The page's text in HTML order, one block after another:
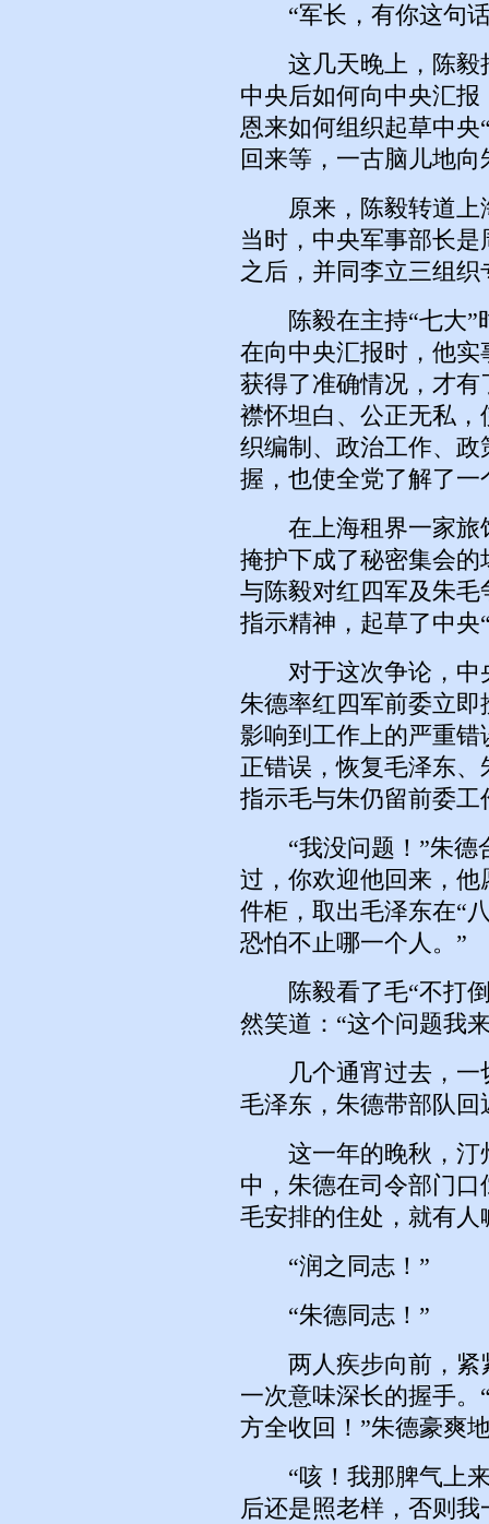
“军长，有你这句话
这几天晚上，陈毅
中央后如何向中央汇报
恩来如何组织起草中央
回来等，一古脑儿地向
原来，陈毅转道上
当时，中央军事部长
之后，并同李立三组
陈毅在主持“七大”
在向中央汇报时，他
获得了准确情况，才
襟怀坦白、公正无私
织编制、政治工作、
握，也使全党了解了一
在上海租界一家旅
掩护下成了秘密集会
与陈毅对红四军及朱
指示精神，起草了中央
对于这次争论，中
朱德率红四军前委立
影响到工作上的严重
正错误，恢复毛泽东
指示毛与朱仍留前委
“我没问题！”朱德
过，你欢迎他回来，
件柜，取出毛泽东在“
恐怕不止哪一个人。”
陈毅看了毛“不打倒
然笑道：“这个问题我
几个通宵过去，一
毛泽东，朱德带部队回
这一年的晚秋，汀
中，朱德在司令部门
毛安排的住处，就有人
“润之同志！”
“朱德同志！”
两人疾步向前，紧
一次意味深长的握手
方全收回！”朱德豪爽
“咳！我那脾气上来
后还是照老样，否则